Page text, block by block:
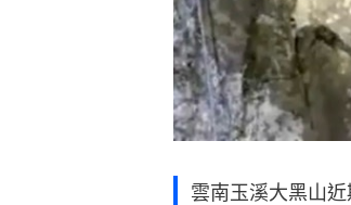
雲南玉溪大黑山